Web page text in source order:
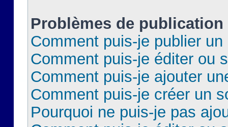
Problèmes de publication
Comment puis-je publier
Comment puis-je éditer ou
Comment puis-je ajouter
Comment puis-je créer un
Pourquoi ne puis-je pas